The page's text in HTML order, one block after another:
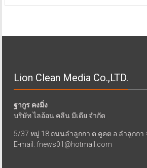
Lion Clean Media Co.,LTD.
ฐากูร คงมิ่ง
บริษัท ไลอ้อน คลีน มีเดีย จำกัด
5/37 หมู่ 18 ถนนลำลูกกา ต.คูคต อ.ลำลูกกา
E-mail: fnews01@hotmail.com